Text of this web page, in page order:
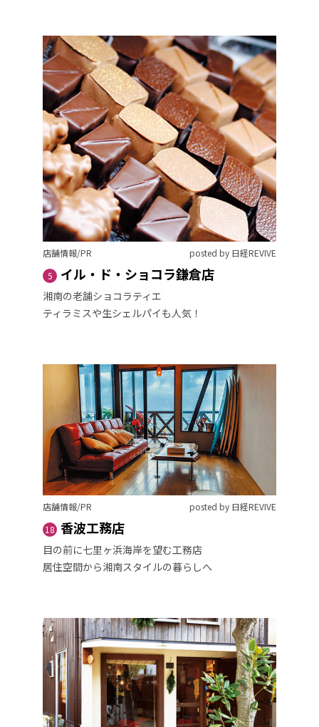
店舗情報/PR
posted by 日経REVIVE
5
イル・ド・ショコラ鎌倉店
湘南の老舗ショコラティエ
ティラミスや生シェルパイも人気！
店舗情報/PR
posted by 日経REVIVE
18 香波工務店
目の前に七里ヶ浜海岸を望む工務店
居住空間から湘南スタイルの暮らしへ